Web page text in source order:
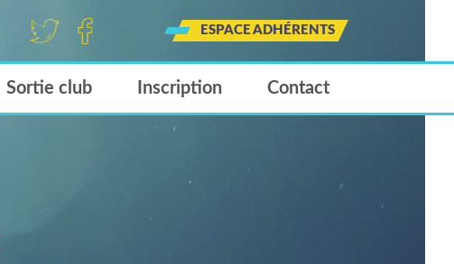
ESPACE ADHÉRENTS
Sortie club Inscription Contact